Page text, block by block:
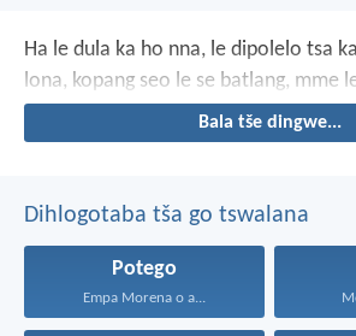
Ha le dula ka ho nna, le dipolelo tsa
lona, kopang seo le se batlang, mme
Bala tše dingwe...
Dihlogotaba tša go tswalana
Potego
Empa Morena o a...